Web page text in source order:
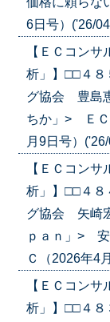
6日号）('26/
【ＥＣコン
析」】□□４
グ協会 豊島
ちか」> ＥＣ
月9日号）
【ＥＣコン
析」】□□４
グ協会 矢崎
ｐａｎ」> 安
Ｃ（2026年4
【ＥＣコン
析」】□□４